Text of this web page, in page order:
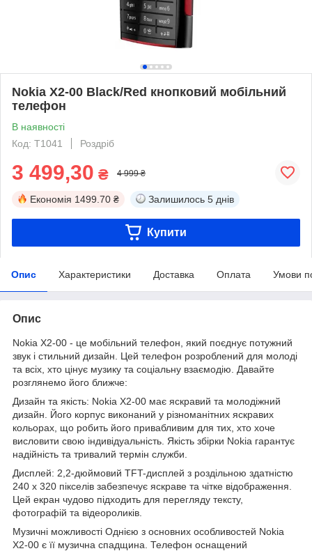
Nokia X2-00 Black/Red кнопковий мобільний
телефон
В наявності
Код: T1041
Роздріб
3 499,30 ₴ 4 999 ₴
Економія 1499.70 ₴ Залишилось 5 днів
Купити
Опис Характеристики Доставка Оплата Умови
Опис
Nokia X2-00 - це мобільний телефон, який поєднує потужний
звук і стильний дизайн. Цей телефон розроблений для молоді
та всіх, хто цінує музику та соціальну взаємодію. Давайте
розглянемо його ближче:
Дизайн та якість: Nokia X2-00 має яскравий та молодіжний
дизайн. Його корпус виконаний у різноманітних яскравих
кольорах, що робить його привабливим для тих, хто хоче
висловити свою індивідуальність. Якість збірки Nokia гарантує
надійність та тривалий термін служби.
Дисплей: 2,2-дюймовий TFT-дисплей з роздільною здатністю
240 x 320 пікселів забезпечує яскраве та чітке відображення.
Цей екран чудово підходить для перегляду тексту,
фотографій та відеороликів.
Музичні можливості Однією з основних особливостей Nokia
X2-00 є її музична спадщина. Телефон оснащений